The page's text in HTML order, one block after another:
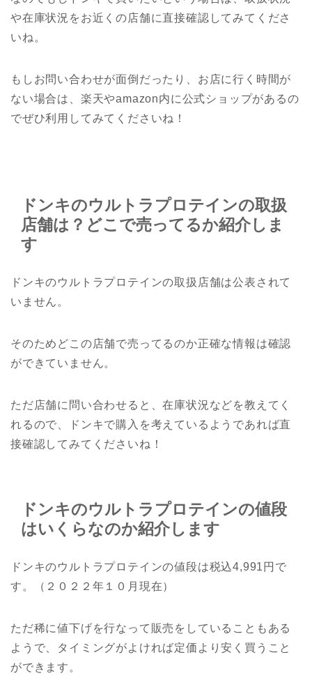
や在庫状況をお近くの店舗に直接確認してみてくださ
いね。
もしお問い合わせが面倒だったり、お店に行く時間が
ない場合は、楽天やamazon内に公式ショップがあるの
でぜひ利用してみてくださいね！
ドンキのウルトラプロテインの取扱
店舗は？どこで売ってるか紹介しま
す
ドンキのウルトラプロテインの取扱店舗は公表されて
いません。
そのためどこの店舗で売ってるのか正確な情報は確認
ができていません。
ただ店舗に問い合わせると、在庫状況などを教えてく
れるので、ドンキで購入を考えているようであれば直
接確認してみてくださいね！
ドンキのウルトラプロテインの値段
はいくらなのか紹介します
ドンキのウルトラプロテインの値段は税込4,991円で
す。（２０２２年１０月現在）
ただ稀に値下げを行なって販売をしていることもある
ようで、タイミングがよければ定価より安く買うこと
ができます。